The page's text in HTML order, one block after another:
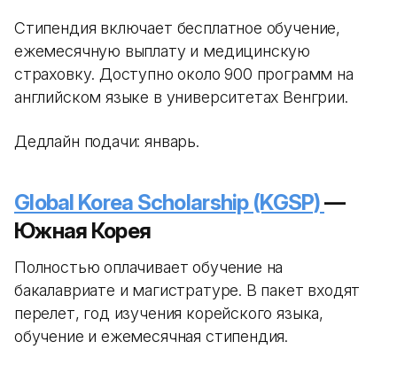
Стипендия включает бесплатное обучение,
ежемесячную выплату и медицинскую
страховку. Доступно около 900 программ на
английском языке в университетах Венгрии.
Дедлайн подачи: январь.
Global Korea Scholarship (KGSP)—
Южная Корея
Полностью оплачивает обучение на
бакалавриате и магистратуре. В пакет входят
перелет, год изучения корейского языка,
обучение и ежемесячная стипендия.